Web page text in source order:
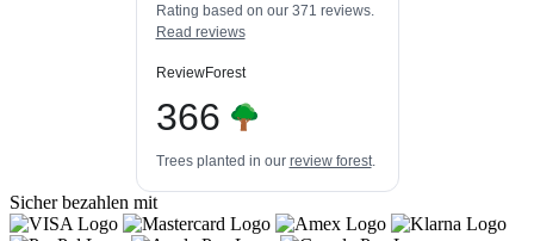
ProvenExpert.com
Blick aufs ProvenExpert-Profil werfen
03.08.2026
Rating based on our 371 reviews.
Read reviews
ReviewForest
366
Trees planted in our review forest.
Sicher bezahlen mit